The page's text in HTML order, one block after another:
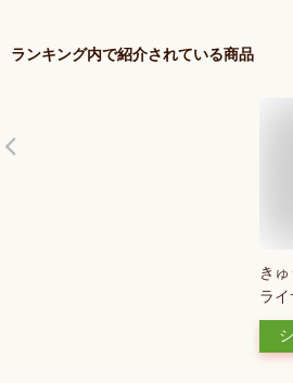
ランキング内で紹介されている商品
き
ライ
ス
◆